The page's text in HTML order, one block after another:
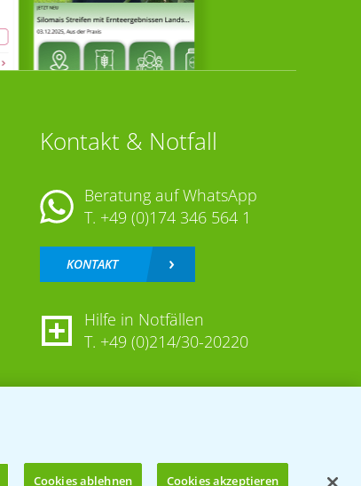
Kontakt & Notfall
Beratung auf WhatsApp
T. +49 (0)174 346 564 1
KONTAKT
Hilfe in Notfällen
T. +49 (0)214/30-20220
Cookies ablehnen Cookies akzeptieren